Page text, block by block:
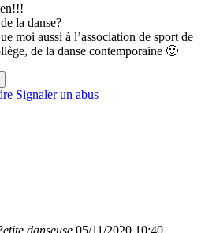
la danse?
moi aussi à l’association de sport de
de la danse contemporaine 🙂
Signaler un abus
danseuse 05/11/2020 10:40